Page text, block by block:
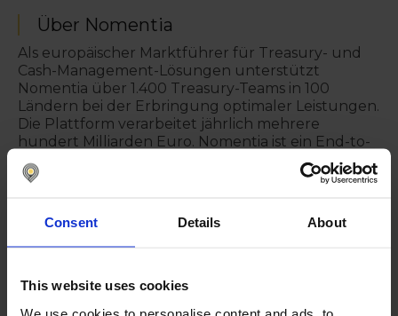
Consent Details About
This website uses cookies
We use cookies to personalise content and ads, to
Über Nomentia
Als europäischer Marktführer für Treasury- und
Cash-Management-Lösungen unterstützt
Nomentia über 1.400 Treasury-Teams in 100
Ländern bei der Erbringung optimaler Leistungen.
Die Plattform verarbeitet jährlich mehrere
hundert Milliarden Euro. Nomentia ist ein End-to-
End-TMS, das sich auf globalen Zahlungsverkehr,
Bankenkonnektivität, Cash-Prognose und -
Workflows, FX-Risiko, Inhouse-Banking und Trade
Finance spezialisiert hat.